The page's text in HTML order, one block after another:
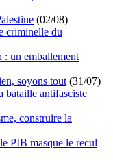
(02/08)
criminelle du
: un emballement
soyons tout (31/07)
bataille antifasciste
construire la
PIB masque le recul